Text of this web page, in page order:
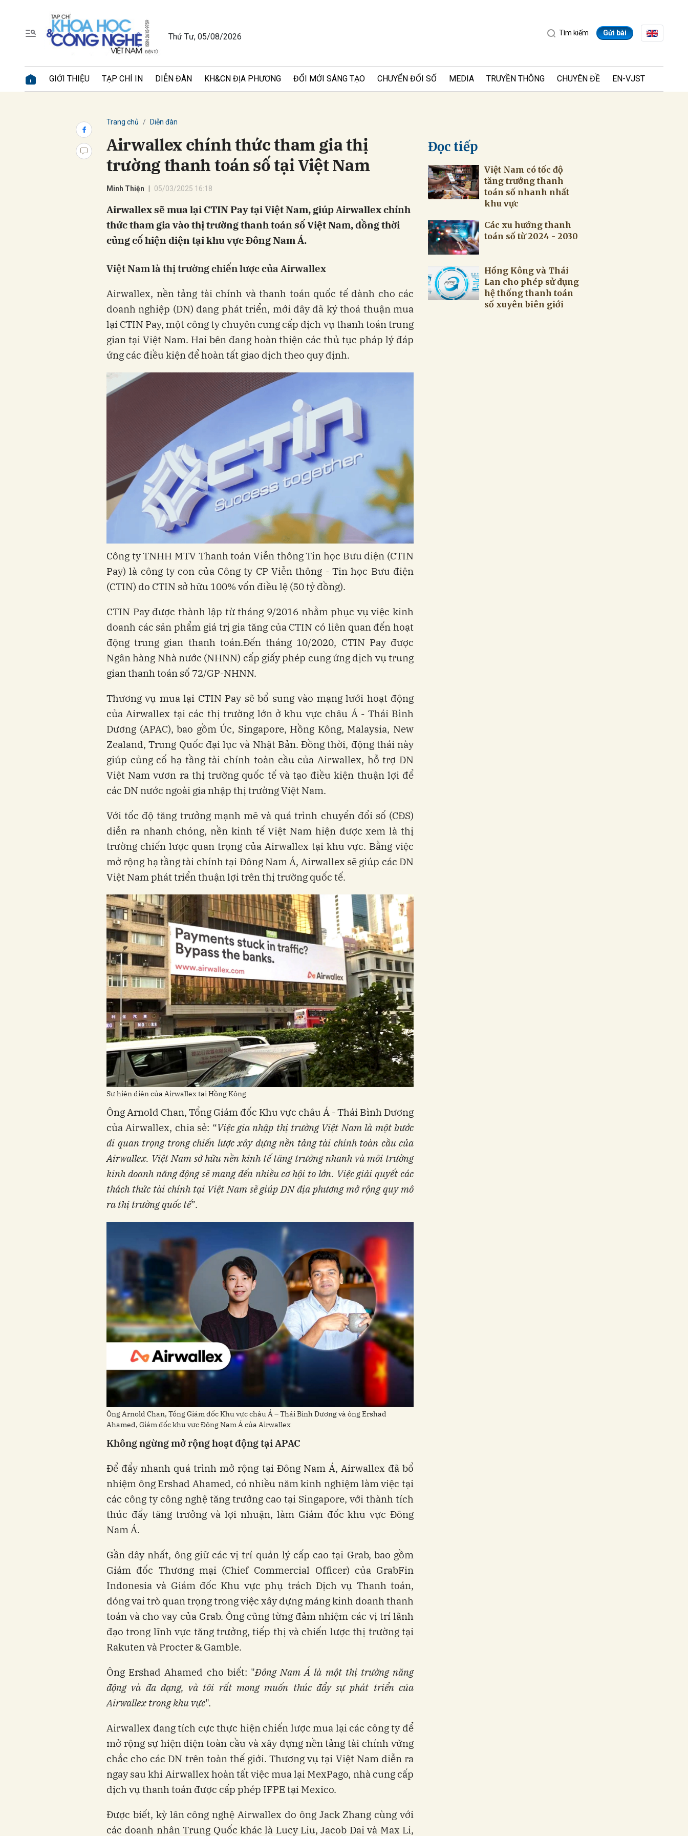
Thứ Tư, 05/08/2026 Tìm kiếm Gửi bài
GIỚI THIỆU TẠP CHÍ IN DIỄN ĐÀN KH&CN ĐỊA PHƯƠNG ĐỔI MỚI SÁNG TẠO CHUYỂN ĐỔI SỐ MEDIA TRUYỀN THÔNG CHUYÊN ĐỀ EN-VJST
Trang chủ Diễn đàn
Airwallex chính thức tham gia thị
trường thanh toán số tại Việt Nam
Minh Thiện 05/03/2025 16:18
Airwallex sẽ mua lại CTIN Pay tại Việt Nam, giúp Airwallex chính
thức tham gia vào thị trường thanh toán số Việt Nam, đồng thời
củng cố hiện diện tại khu vực Đông Nam Á.
Việt Nam là thị trường chiến lược của Airwallex
Airwallex, nền tảng tài chính và thanh toán quốc tế dành cho các
doanh nghiệp (DN) đang phát triển, mới đây đã ký thoả thuận mua
lại CTIN Pay, một công ty chuyên cung cấp dịch vụ thanh toán trung
gian tại Việt Nam. Hai bên đang hoàn thiện các thủ tục pháp lý đáp
ứng các điều kiện để hoàn tất giao dịch theo quy định.
Công ty TNHH MTV Thanh toán Viễn thông Tin học Bưu điện (CTIN
Pay) là công ty con của Công ty CP Viễn thông - Tin học Bưu điện
(CTIN) do CTIN sở hữu 100% vốn điều lệ (50 tỷ đồng).
CTIN Pay được thành lập từ tháng 9/2016 nhằm phục vụ việc kinh
doanh các sản phẩm giá trị gia tăng của CTIN có liên quan đến hoạt
động trung gian thanh toán.Đến tháng 10/2020, CTIN Pay được
Ngân hàng Nhà nước (NHNN) cấp giấy phép cung ứng dịch vụ trung
gian thanh toán số 72/GP-NHNN.
Thương vụ mua lại CTIN Pay sẽ bổ sung vào mạng lưới hoạt động
của Airwallex tại các thị trường lớn ở khu vực châu Á - Thái Bình
Dương (APAC), bao gồm Úc, Singapore, Hồng Kông, Malaysia, New
Zealand, Trung Quốc đại lục và Nhật Bản. Đồng thời, động thái này
giúp củng cố hạ tầng tài chính toàn cầu của Airwallex, hỗ trợ DN
Việt Nam vươn ra thị trường quốc tế và tạo điều kiện thuận lợi để
các DN nước ngoài gia nhập thị trường Việt Nam.
Với tốc độ tăng trưởng mạnh mẽ và quá trình chuyển đổi số (CĐS)
diễn ra nhanh chóng, nền kinh tế Việt Nam hiện được xem là thị
trường chiến lược quan trọng của Airwallex tại khu vực. Bằng việc
mở rộng hạ tầng tài chính tại Đông Nam Á, Airwallex sẽ giúp các DN
Việt Nam phát triển thuận lợi trên thị trường quốc tế.
Sự hiện diện của Airwallex tại Hồng Kông
Ông Arnold Chan, Tổng Giám đốc Khu vực châu Á - Thái Bình Dương
của Airwallex, chia sẻ: “Việc gia nhập thị trường Việt Nam là một bước
đi quan trọng trong chiến lược xây dựng nền tảng tài chính toàn cầu của
Airwallex. Việt Nam sở hữu nền kinh tế tăng trưởng nhanh và môi trường
kinh doanh năng động sẽ mang đến nhiều cơ hội to lớn. Việc giải quyết các
thách thức tài chính tại Việt Nam sẽ giúp DN địa phương mở rộng quy mô
ra thị trường quốc tế”.
Ông Arnold Chan, Tổng Giám đốc Khu vực châu Á – Thái Bình Dương và ông Ershad
Ahamed, Giám đốc khu vực Đông Nam Á của Airwallex
Không ngừng mở rộng hoạt động tại APAC
Để đẩy nhanh quá trình mở rộng tại Đông Nam Á, Airwallex đã bổ
nhiệm ông Ershad Ahamed, có nhiều năm kinh nghiệm làm việc tại
các công ty công nghệ tăng trưởng cao tại Singapore, với thành tích
thúc đẩy tăng trưởng và lợi nhuận, làm Giám đốc khu vực Đông
Nam Á.
Gần đây nhất, ông giữ các vị trí quản lý cấp cao tại Grab, bao gồm
Giám đốc Thương mại (Chief Commercial Officer) của GrabFin
Indonesia và Giám đốc Khu vực phụ trách Dịch vụ Thanh toán,
đóng vai trò quan trọng trong việc xây dựng mảng kinh doanh thanh
toán và cho vay của Grab. Ông cũng từng đảm nhiệm các vị trí lãnh
đạo trong lĩnh vực tăng trưởng, tiếp thị và chiến lược thị trường tại
Rakuten và Procter & Gamble.
Ông Ershad Ahamed cho biết: "Đông Nam Á là một thị trường năng
động và đa dạng, và tôi rất mong muốn thúc đẩy sự phát triển của
Airwallex trong khu vực".
Airwallex đang tích cực thực hiện chiến lược mua lại các công ty để
mở rộng sự hiện diện toàn cầu và xây dựng nền tảng tài chính vững
chắc cho các DN trên toàn thế giới. Thương vụ tại Việt Nam diễn ra
ngay sau khi Airwallex hoàn tất việc mua lại MexPago, nhà cung cấp
dịch vụ thanh toán được cấp phép IFPE tại Mexico.
Được biết, kỳ lân công nghệ Airwallex do ông Jack Zhang cùng với
các doanh nhân Trung Quốc khác là Lucy Liu, Jacob Dai và Max Li,
Đọc tiếp
Việt Nam có tốc độ
tăng trưởng thanh
toán số nhanh nhất
khu vực
Các xu hướng thanh
toán số từ 2024 - 2030
Hồng Kông và Thái
Lan cho phép sử dụng
hệ thống thanh toán
số xuyên biên giới
Gửi